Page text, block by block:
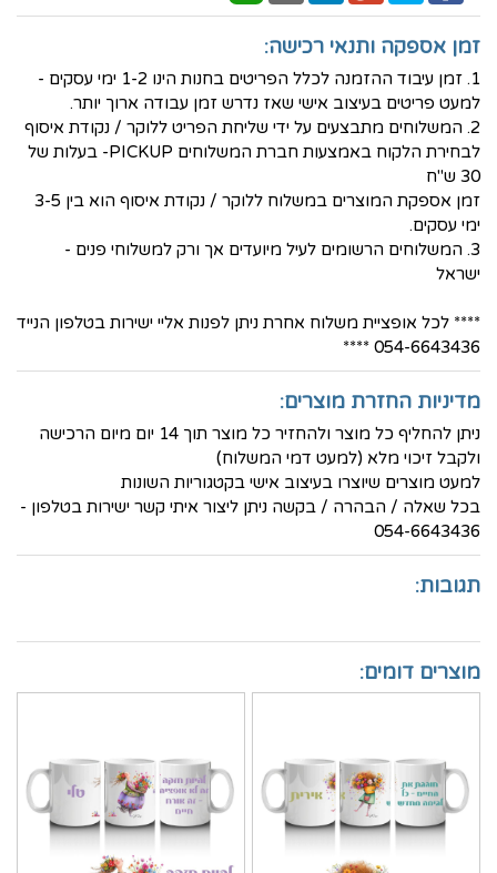
זמן אספקה ותנאי רכישה:
1. זמן עיבוד ההזמנה לכלל הפריטים בחנות הינו 1-2 ימי עסקים -
למעט פריטים בעיצוב אישי שאז נדרש זמן עבודה ארוך יותר.
2. המשלוחים מתבצעים על ידי שליחת הפריט ללוקר / נקודת איסוף
לבחירת הלקוח באמצעות חברת המשלוחים PICKUP- בעלות של
30 ש"ח
זמן אספקת המוצרים במשלוח ללוקר / נקודת איסוף הוא בין 3-5
ימי עסקים.
3. המשלוחים הרשומים לעיל מיועדים אך ורק למשלוחי פנים -
ישראל
**** לכל אופציית משלוח אחרת ניתן לפנות אליי ישירות בטלפון הנייד
054-6643436 ****
מדיניות החזרת מוצרים:
ניתן להחליף כל מוצר ולהחזיר כל מוצר תוך 14 יום מיום הרכישה
ולקבל זיכוי מלא (למעט דמי המשלוח)
למעט מוצרים שיוצרו בעיצוב אישי בקטגוריות השונות
בכל שאלה / הבהרה / בקשה ניתן ליצור איתי קשר ישירות בטלפון -
054-6643436
תגובות:
מוצרים דומים: